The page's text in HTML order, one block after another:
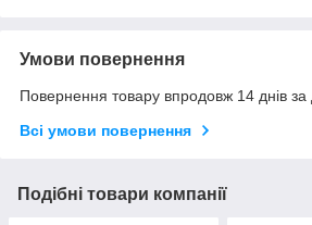
Умови повернення
Повернення товару впродовж 14 днів за
Всі умови повернення
Подібні товари компанії